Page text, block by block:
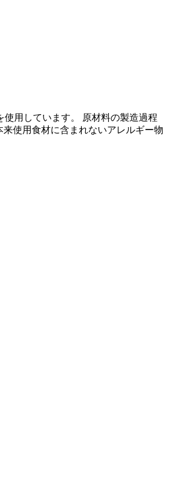
用しています。 原材料の製造過程
使用食材に含まれないアレルギー物